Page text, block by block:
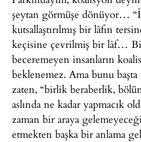
şeytan görmüşe dönüyor…
kutsallaştırılmış bir lâfın
keçisine çevrilmiş bir lâf…
beceremeyen insanların
beklenemez. Ama bunu
zaten, “birlik beraberlik,
aslında ne kadar yapmacık
zaman bir araya
etmekten başka bir anlama